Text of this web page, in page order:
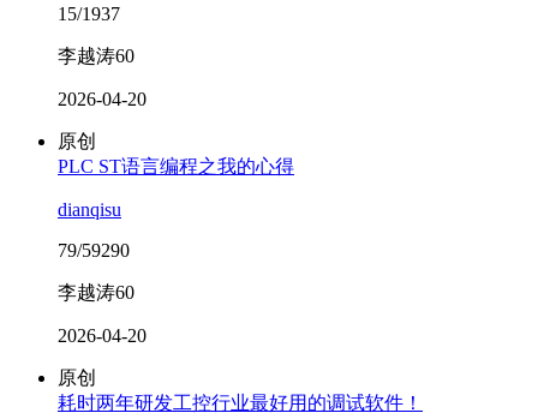
15/1937
李越涛60
2026-04-20
原创
PLC ST语言编程之我的心得
dianqisu
79/59290
李越涛60
2026-04-20
原创
耗时两年研发工控行业最好用的调试软件！